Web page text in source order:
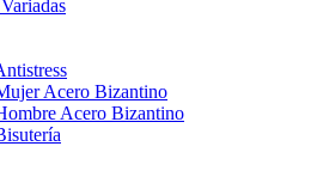
Acero Bizantino
Acero Bizantino